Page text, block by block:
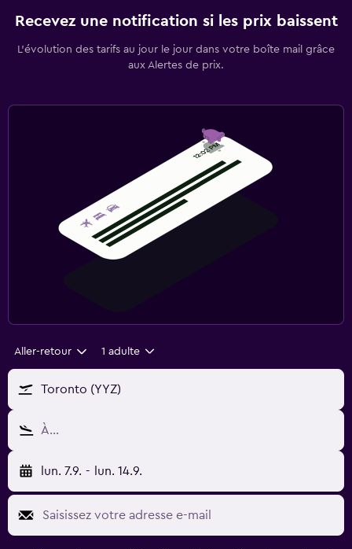
Recevez une notification si les prix baissent
L’évolution des tarifs au jour le jour dans votre boîte mail grâce
aux Alertes de prix.
Aller-retour 1 adulte
Toronto (YYZ)
À…
lun. 7.9. - lun. 14.9.